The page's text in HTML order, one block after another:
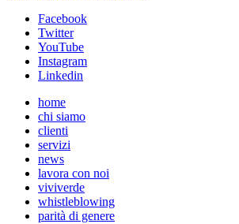
Facebook
Twitter
YouTube
Instagram
Linkedin
home
chi siamo
clienti
servizi
news
lavora con noi
viviverde
whistleblowing
parità di genere